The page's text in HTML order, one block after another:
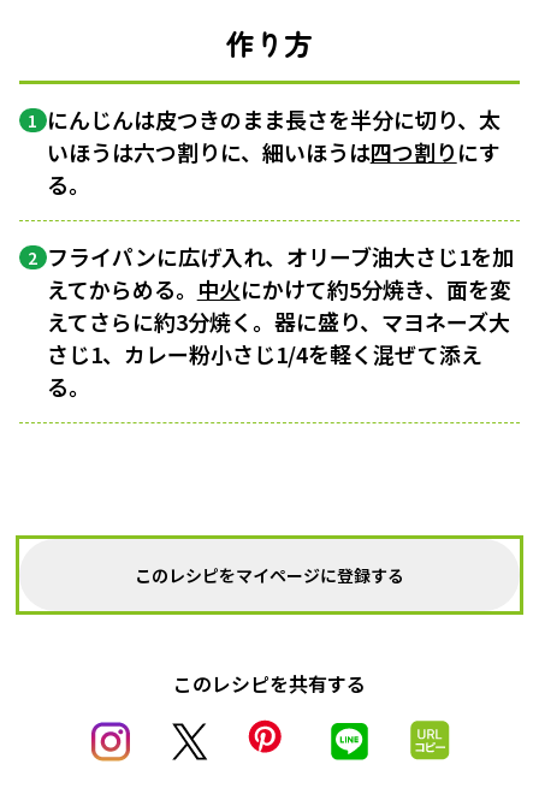
作り方
1 にんじんは皮つきのまま長さを半分に切り、太
いほうは六つ割りに、細いほうは四つ割りにす
る。
2 フライパンに広げ入れ、オリーブ油大さじ1を加
えてからめる。 中火にかけて約5分焼き、面を変
えてさらに約3分焼く。器に盛り、マヨネーズ大
さじ1、カレー粉小さじ1/4を軽く混ぜて添え
る。
このレシピをマイページに登録する
このレシピを共有する